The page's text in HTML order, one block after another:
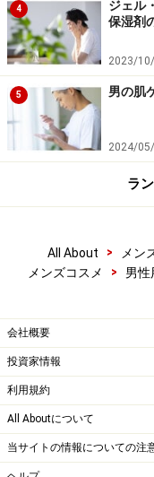
4
ジェル
保湿剤
2023/
5 男の肌
2024/
ラ
All About > メン
メンズコスメ
> 男性
会社概要
投資家情報
利用規約
All Aboutについて
当サイトの情報についての注